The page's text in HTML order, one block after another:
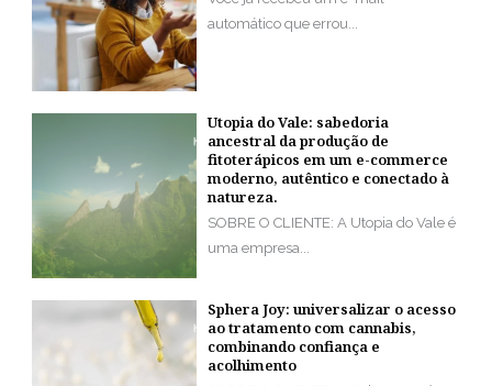
automático que errou...
Utopia do Vale: sabedoria
ancestral da produção de
fitoterápicos em um e-commerce
moderno, autêntico e conectado à
natureza.
SOBRE O CLIENTE: A Utopia do Vale é
uma empresa...
Sphera Joy: universalizar o acesso
ao tratamento com cannabis,
combinando confiança e
acolhimento